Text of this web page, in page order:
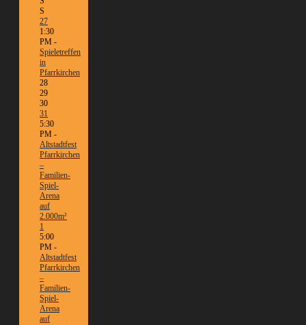
S
27
1:30
PM -
Spieletreffen
in
Pfarrkirchen
28
29
30
31
5:30
PM -
Altstadtfest
Pfarrkirchen
–
Familien-
Spiel-
Arena
auf
2.000m²
1
5:00
PM -
Altstadtfest
Pfarrkirchen
–
Familien-
Spiel-
Arena
auf